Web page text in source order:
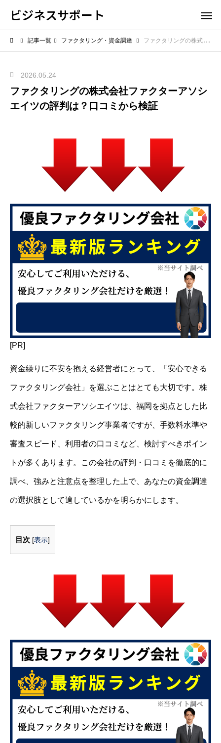
ビジネスサポート
記事一覧 ファクタリング・資金調達 ファクタリングの株式会社ファクターアソシエイツの評判は？口コミから検証
2026.05.24
ファクタリングの株式会社ファクターアソシ
エイツの評判は？口コミから検証
[PR]
資金繰りに不安を抱える経営者にとって、「安心できる
ファクタリング会社」を選ぶことはとても大切です。株
式会社ファクターアソシエイツは、福岡を拠点とした比
較的新しいファクタリング事業者ですが、手数料水準や
審査スピード、利用者の口コミなど、検討すべきポイン
トが多くあります。この会社の評判・口コミを徹底的に
調べ、強みと注意点を整理した上で、あなたの資金調達
の選択肢として適しているかを明らかにします。
目次 [表示]